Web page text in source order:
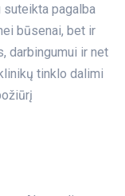
pagalba
būsenai, bet ir
darbingumui ir net
tinklo dalimi